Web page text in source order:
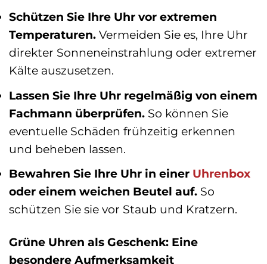
Schützen Sie Ihre Uhr vor extremen
Temperaturen. Vermeiden Sie es, Ihre Uhr
direkter Sonneneinstrahlung oder extremer
Kälte auszusetzen.
Lassen Sie Ihre Uhr regelmäßig von einem
Fachmann überprüfen. So können Sie
eventuelle Schäden frühzeitig erkennen
und beheben lassen.
Bewahren Sie Ihre Uhr in einer Uhrenbox
oder einem weichen Beutel auf. So
schützen Sie sie vor Staub und Kratzern.
Grüne Uhren als Geschenk: Eine
besondere Aufmerksamkeit